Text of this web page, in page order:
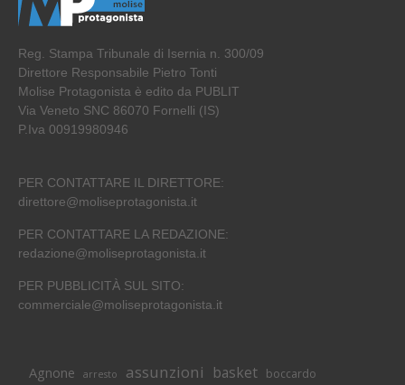
Reg. Stampa Tribunale di Isernia n. 300/09
Direttore Responsabile Pietro Tonti
Molise Protagonista è edito da PUBLIT
Via Veneto SNC 86070 Fornelli (IS)
P.Iva 00919980946
PER CONTATTARE IL DIRETTORE:
direttore@moliseprotagonista.it
PER CONTATTARE LA REDAZIONE:
redazione@moliseprotagonista.it
PER PUBBLICITÀ SUL SITO:
commerciale@moliseprotagonista.it
Agnone arresto assunzioni basket boccardo